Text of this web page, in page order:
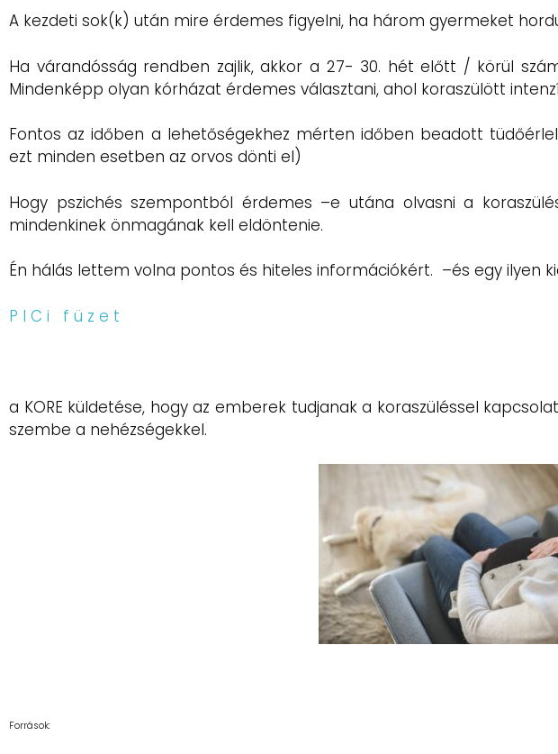
A kezdeti sok(k) után mire érdemes figyelni, ha három gyermeket
Ha várandósság rendben zajlik, akkor a 27- 30. hét előtt / körül
Mindenképp olyan kórházat érdemes választani, ahol koraszülött
Fontos az időben a lehetőségekhez mérten időben beadott
ezt minden esetben az orvos dönti el)
Hogy pszichés szempontból érdemes –e utána olvasni a
mindenkinek önmagának kell eldöntenie.
Én hálás lettem volna pontos és hiteles információkért. –és egy ilyen
P I C i f ü z e t
a KORE küldetése, hogy az emberek tudjanak a koraszüléssel
szembe a nehézségekkel.
Források: